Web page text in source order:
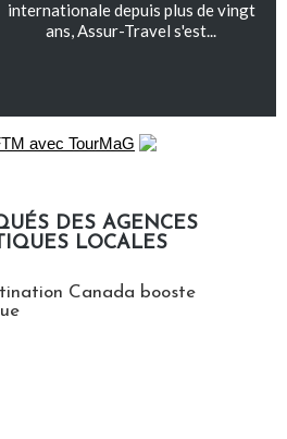
internationale depuis plus de vingt
ans, Assur-Travel s'est...
DES AGENCES
LOCALES
Canada booste